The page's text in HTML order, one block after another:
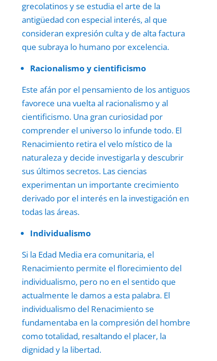
grecolatinos y se estudia el arte de la
antigüedad con especial interés, al que
consideran expresión culta y de alta factura
que subraya lo humano por excelencia.
Racionalismo y cientificismo
Este afán por el pensamiento de los antiguos
favorece una vuelta al racionalismo y al
cientificismo. Una gran curiosidad por
comprender el universo lo infunde todo. El
Renacimiento retira el velo místico de la
naturaleza y decide investigarla y descubrir
sus últimos secretos. Las ciencias
experimentan un importante crecimiento
derivado por el interés en la investigación en
todas las áreas.
Individualismo
Si la Edad Media era comunitaria, el
Renacimiento permite el florecimiento del
individualismo, pero no en el sentido que
actualmente le damos a esta palabra. El
individualismo del Renacimiento se
fundamentaba en la compresión del hombre
como totalidad, resaltando el placer, la
dignidad y la libertad.